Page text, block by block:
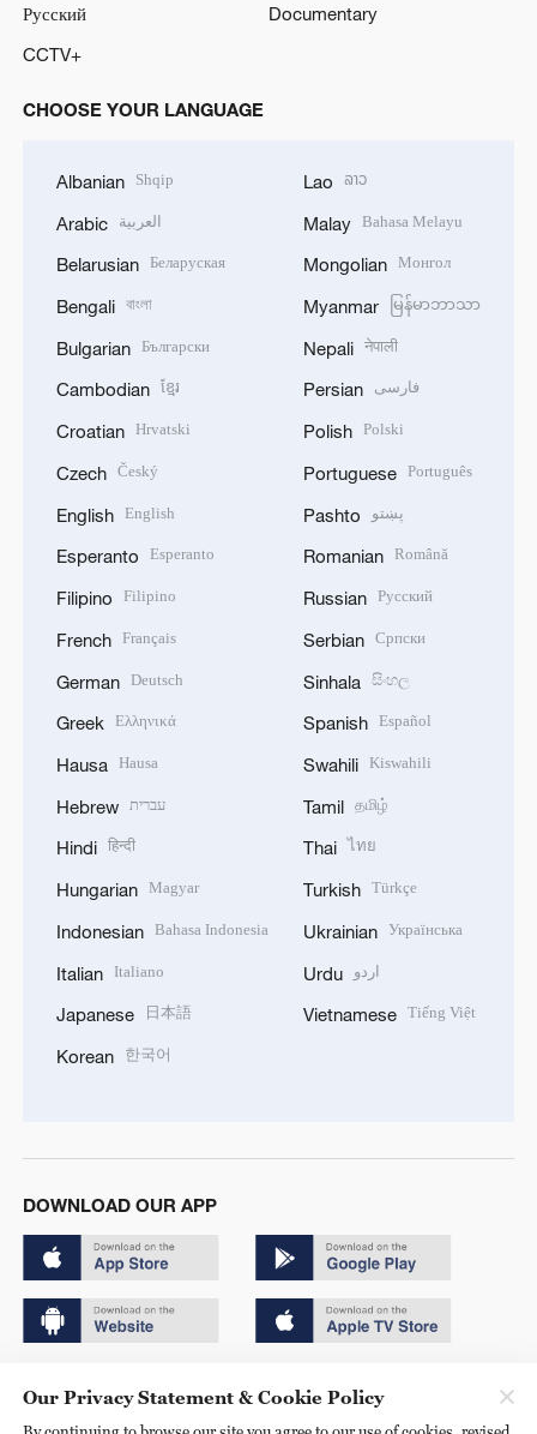
Русский
Documentary
CCTV+
CHOOSE YOUR LANGUAGE
Albanian Shqip
Arabic العربية
Belarusian Беларуская
Bengali বাংলা
Bulgarian Български
Cambodian ខ្មែរ
Croatian Hrvatski
Czech Český
English English
Esperanto Esperanto
Filipino Filipino
French Français
German Deutsch
Greek Ελληνικά
Hausa Hausa
Hebrew עברית
Hindi हिन्दी
Hungarian Magyar
Indonesian Bahasa Indonesia
Italian Italiano
Japanese 日本語
Korean 한국어
Lao ລາວ
Malay Bahasa Melayu
Mongolian Монгол
Myanmar မြန်မာဘာသာ
Nepali नेपाली
Persian فارسی
Polish Polski
Portuguese Português
Pashto پښتو
Romanian Română
Russian Русский
Serbian Српски
Sinhala සිංහල
Spanish Español
Swahili Kiswahili
Tamil தமிழ்
Thai ไทย
Turkish Türkçe
Ukrainian Українська
Urdu اردو
Vietnamese Tiếng Việt
DOWNLOAD OUR APP
京ICP备20000184号
Our Privacy Statement & Cookie Policy